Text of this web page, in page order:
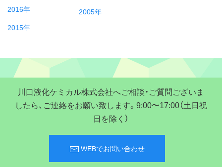
2016年
2015年
2005年
川口液化ケミカル株式会社へご相談・ご質問ございま
したら、ご連絡をお願い致します。9:00〜17:00（土日祝
日を除く）
WEBでお問い合わせ